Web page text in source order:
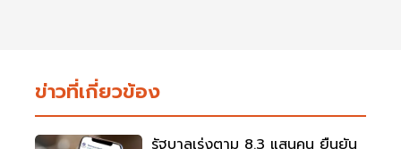
ข่าวที่เกี่ยวข้อง